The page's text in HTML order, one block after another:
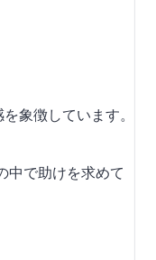
象徴しています。
中で助けを求めて